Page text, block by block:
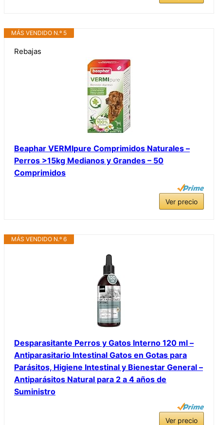
Rebajas
MÁS VENDIDO N.º 5
Beaphar VERMIpure Comprimidos Naturales –
Perros >15kg Medianos y Grandes – 50
Comprimidos
Ver precio
MÁS VENDIDO N.º 6
Desparasitante Perros y Gatos Interno 120 ml –
Antiparasitario Intestinal Gatos en Gotas para
Parásitos, Higiene Intestinal y Bienestar General –
Antiparásitos Natural para 2 a 4 años de
Suministro
Ver precio